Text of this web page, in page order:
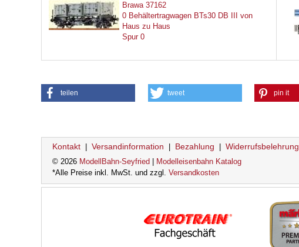
Brawa 37162
0 Behältertragwagen BTs30 DB III von
Haus zu Haus
Spur 0
teilen tweet pin it
Kontakt Versandinformation Bezahlung Widerrufsbelehrung
© 2026 ModellBahn-Seyfried
Modelleisenbahn Katalog
*Alle Preise inkl. MwSt. und zzgl. Versandkosten